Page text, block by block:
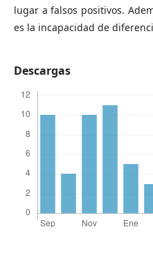
lugar a falsos positivos.
es la incapacidad de
Descargas